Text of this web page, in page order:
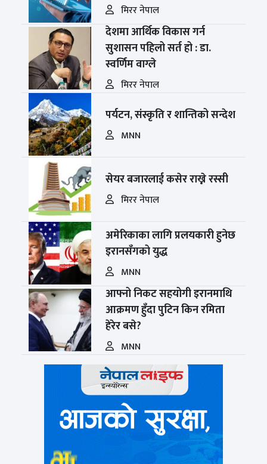
मिरर नेपाल
देशमा आर्थिक विकास गर्न
सुशासन पहिलो सर्त हो : डा.
स्वर्णिम वाग्ले
मिरर नेपाल
पर्यटन, संस्कृति र शान्तिको सन्देश
MNN
सेयर बजारलाई कसेर राख्ने रस्सी
मिरर नेपाल
अमेरिकाका लागि प्रलयकारी हुनेछ
इरानसँगको युद्ध
MNN
आफ्नो निकट सहयोगी इरानमाथि
आक्रमण हुँदा पुटिन किन रमिता
हेरेर बसे?
MNN